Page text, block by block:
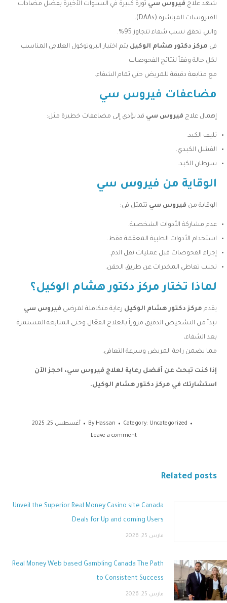
شهد علاج فيروس سي ثورة كبيرة في السنوات الأخيرة بفضل مضادات
الفيروسات المباشرة (DAAs)،
والتي تحقق نسب شفاء تتجاوز 95%.
في مركز دكتور هشام الوكيل يتم اختيار البروتوكول العلاجي المناسب
لكل حالة وفقاً لنتائج الفحوصات
مع متابعة دقيقة للمريض حتى تمام الشفاء.
مضاعفات فيروس سي
إهمال علاج فيروس سي قد يؤدي إلى مضاعفات خطيرة مثل:
تليف الكبد.
الفشل الكبدي.
سرطان الكبد.
الوقاية من فيروس سي
الوقاية من فيروس سي تتمثل في:
عدم مشاركة الأدوات الشخصية.
استخدام الأدوات الطبية المعقمة فقط.
إجراء الفحوصات قبل عمليات نقل الدم.
تجنب تعاطي المخدرات عن طريق الحقن.
لماذا تختار مركز دكتور هشام الوكيل؟
يقدم مركز دكتور هشام الوكيل رعاية متكاملة لمرضى فيروس سي
تبدأ من التشخيص الدقيق مروراً بالعلاج الفعّال وحتى المتابعة المستمرة
بعد الشفاء،
مما يضمن راحة المريض وسرعة التعافي.
إذا كنت تبحث عن أفضل رعاية لعلاج فيروس سي، احجز الآن
استشارتك في مركز دكتور هشام الوكيل.
Category: Uncategorized
By Hassan
أغسطس 25, 2025
Leave a comment
Related posts
Unveil the Superior Real Money Casino site Canada
Deals for Up and coming Users
مارس 25, 2026
Real Money Web based Gambling Canada The Path
to Consistent Success
مارس 25, 2026